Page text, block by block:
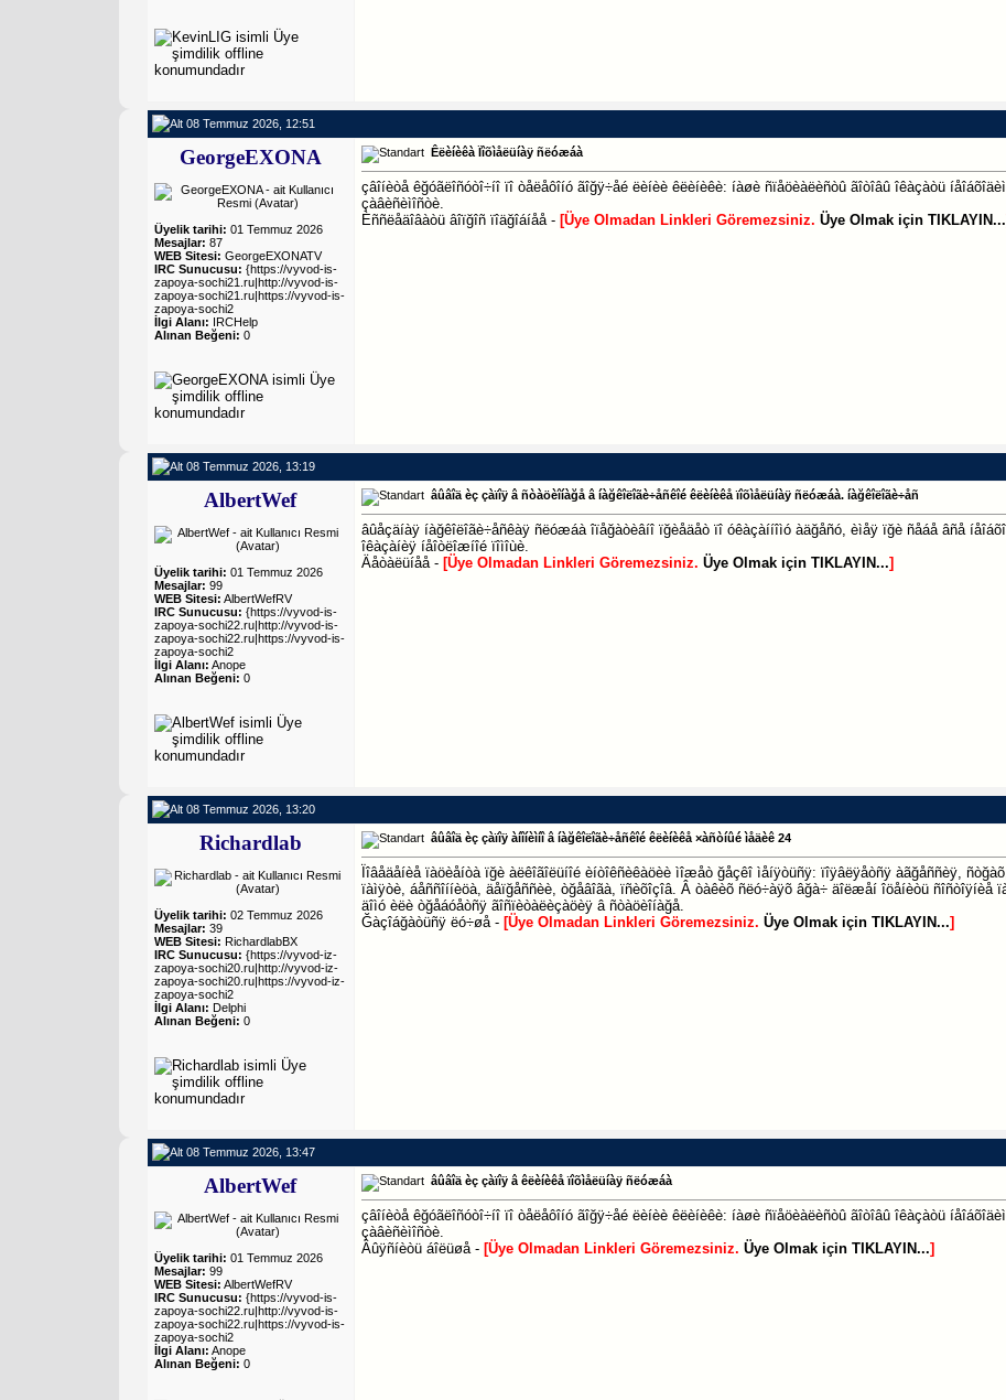
08 Temmuz 2026, 12:51
GeorgeEXONA
Üyelik tarihi: 01 Temmuz 2026
Mesajlar: 87
WEB Sitesi: GeorgeEXONATV
IRC Sunucusu: {https://vyvod-is-
zapoya-sochi21.ru|http://vyvod-is-
zapoya-sochi21.ru|https://vyvod-is-
zapoya-sochi2
İlgi Alanı: IRCHelp
Alınan Beğeni: 0
Êëèíèêà Ïîõìåëüíàÿ ñëóæáà
çâîíèòå êğóãëîñóòî÷íî ïî òåëåôîíó ãîğÿ÷åé ëèíèè êëèíèêè: íàøè ñïåöèàëèñòû ãîòîâû îêàçàòü
çàâèñèìîñòè.
Èññëåäîâàòü âîïğîñ ïîäğîáíåå - [Üye Olmadan Linkleri Göremezsiniz. Üye Olmak için TIKLAYIN...
08 Temmuz 2026, 13:19
AlbertWef
Üyelik tarihi: 01 Temmuz 2026
Mesajlar: 99
WEB Sitesi: AlbertWefRV
IRC Sunucusu: {https://vyvod-is-
zapoya-sochi22.ru|http://vyvod-is-
zapoya-sochi22.ru|https://vyvod-is-
zapoya-sochi2
İlgi Alanı: Anope
Alınan Beğeni: 0
âûâîä èç çàïîÿ â ñòàöèîíàğå â íàğêîëîãè÷åñêîé êëèíèêå ïîõìåëüíàÿ ñëóæáà. íàğêîëîãè÷åñ
âûåçäíàÿ íàğêîëîãè÷åñêàÿ ñëóæáà îïåğàòèâíî ïğèåäåò ïî óêàçàííîìó àäğåñó, èìåÿ ïğè ñåáå âñå
îêàçàíèÿ íåîòëîæíîé ïîìîùè.
Äåòàëüíåå - [Üye Olmadan Linkleri Göremezsiniz. Üye Olmak için TIKLAYIN...]
08 Temmuz 2026, 13:20
Richardlab
Üyelik tarihi: 02 Temmuz 2026
Mesajlar: 39
WEB Sitesi: RichardlabBX
IRC Sunucusu: {https://vyvod-iz-
zapoya-sochi20.ru|http://vyvod-iz-
zapoya-sochi20.ru|https://vyvod-iz-
zapoya-sochi2
İlgi Alanı: Delphi
Alınan Beğeni: 0
âûâîä èç çàïîÿ àíîíèìíî â íàğêîëîãè÷åñêîé êëèíèêå ×àñòíûé ìåäèê 24
Ïîâåäåíèå ïàöèåíòà ïğè àëêîãîëüíîé èíòîêñèêàöèè ìîæåò ğåçêî ìåíÿòüñÿ: ïîÿâëÿåòñÿ àãğåññèÿ,
ïàìÿòè, áåññîííèöà, äåïğåññèè, òğåâîãà, ïñèõîçîâ. Â òàêèõ ñëó÷àÿõ âğà÷ äîëæåí îöåíèòü
äîìó èëè òğåáóåòñÿ ãîñïèòàëèçàöèÿ â ñòàöèîíàğå.
Ğàçîáğàòüñÿ ëó÷øå - [Üye Olmadan Linkleri Göremezsiniz. Üye Olmak için TIKLAYIN...]
08 Temmuz 2026, 13:47
AlbertWef
Üyelik tarihi: 01 Temmuz 2026
Mesajlar: 99
WEB Sitesi: AlbertWefRV
IRC Sunucusu: {https://vyvod-is-
zapoya-sochi22.ru|http://vyvod-is-
zapoya-sochi22.ru|https://vyvod-is-
zapoya-sochi2
İlgi Alanı: Anope
Alınan Beğeni: 0
âûâîä èç çàïîÿ â êëèíèêå ïîõìåëüíàÿ ñëóæáà
çâîíèòå êğóãëîñóòî÷íî ïî òåëåôîíó ãîğÿ÷åé ëèíèè êëèíèêè: íàøè ñïåöèàëèñòû ãîòîâû îêàçàòü
çàâèñèìîñòè.
Âûÿñíèòü áîëüøå - [Üye Olmadan Linkleri Göremezsiniz. Üye Olmak için TIKLAYIN...]